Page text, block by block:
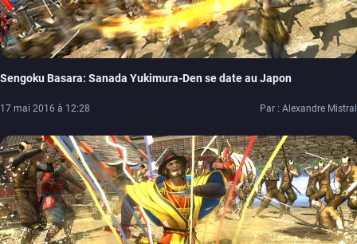
Sengoku Basara: Sanada Yukimura-Den se date au Japon
17 mai 2016 à 12:28 Par : Alexandre Mistral